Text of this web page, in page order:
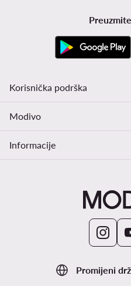
Promijeni
Korisnička podrška
Modivo
Informacije